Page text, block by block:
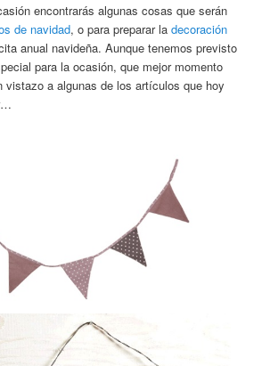
encontrarás algunas cosas que serán
de navidad, o para preparar ladecoración
anual navideña. Aunque tenemos previsto
para la ocasión, que mejor momento
vistazo a algunas de los artículos que hoy